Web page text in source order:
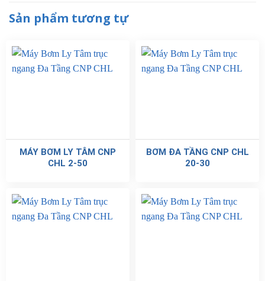
Sản phẩm tương tự
MÁY BƠM LY TÂM CNP
CHL 2-50
BƠM ĐA TẦNG CNP CHL
20-30